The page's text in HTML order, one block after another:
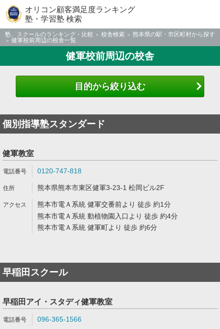
オリコン顧客満足度ランキング
塾・学習塾 検索
塾、スクールのランキング・比較 校舎検索
熊本県の駅・市区町村から探す
健軍校前周辺の校舎一覧
健軍校前周辺の校舎
目的から絞り込む
個別指導塾スタンダード
健軍教室
0120-747-818
熊本県熊本市東区健軍3-23-1 松岡ビル2F
熊本市電Ａ系統 健軍交番前より 徒歩 約1分
熊本市電Ａ系統 動植物園入口より 徒歩 約4分
熊本市電Ａ系統 健軍町より 徒歩 約6分
早稲田スクール
早稲田アイ・スタディ健軍教室
096-365-1566